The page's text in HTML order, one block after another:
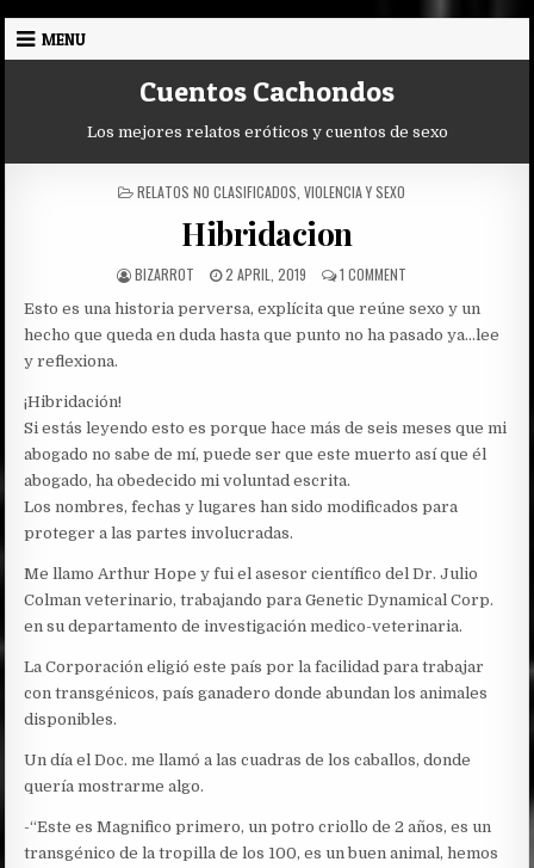
Skip
MENU
Cuentos Cachondos
Los mejores relatos eróticos y cuentos de sexo
POSTED
RELATOS NO CLASIFICADOS VIOLENCIA Y SEXO
Hibridacion
AUTHOR:
BIZARROT
PUBLISHED
2 APRIL, 2019 1 COMMENTON
Esto es una historia perversa, explícita que reúne sexo y un
hecho que queda en duda hasta que punto no ha pasado ya…lee
y reflexiona.
¡Hibridación!
Si estás leyendo esto es porque hace más de seis meses que mi
abogado no sabe de mí, puede ser que este muerto así que él
abogado, ha obedecido mi voluntad escrita.
Los nombres, fechas y lugares han sido modificados para
proteger a las partes involucradas.
Me llamo Arthur Hope y fui el asesor científico del Dr. Julio
Colman veterinario, trabajando para Genetic Dynamical Corp.
en su departamento de investigación medico-veterinaria.
La Corporación eligió este país por la facilidad para trabajar
con transgénicos, país ganadero donde abundan los animales
disponibles.
Un día el Doc. me llamó a las cuadras de los caballos, donde
quería mostrarme algo.
-“Este es Magnifico primero, un potro criollo de 2 años, es un
transgénico de la tropilla de los 100, es un buen animal, hemos